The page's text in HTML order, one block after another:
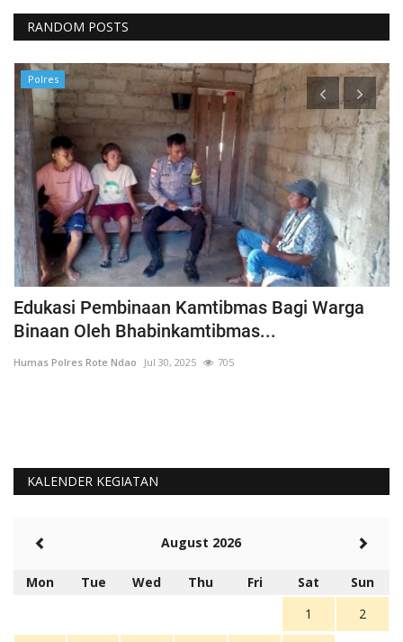
RANDOM POSTS
Polres
Edukasi Pembinaan Kamtibmas Bagi Warga
Binaan Oleh Bhabinkamtibmas...
Humas Polres Rote Ndao Jul 30, 2025 705
KALENDER KEGIATAN
August 2026
Mon Tue Wed Thu Fri Sat
Sun
1
2